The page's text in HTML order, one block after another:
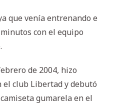
que venía entrenando e
con el equipo
de 2004, hizo
el club Libertad y debutó
gumarela en el